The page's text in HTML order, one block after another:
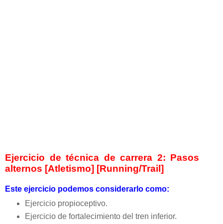
Ejercicio de técnica de carrera 2: Pasos
alternos [Atletismo] [Running/Trail]
Este ejercicio podemos considerarlo como:
Ejercicio propioceptivo.
Ejercicio de fortalecimiento del tren inferior.